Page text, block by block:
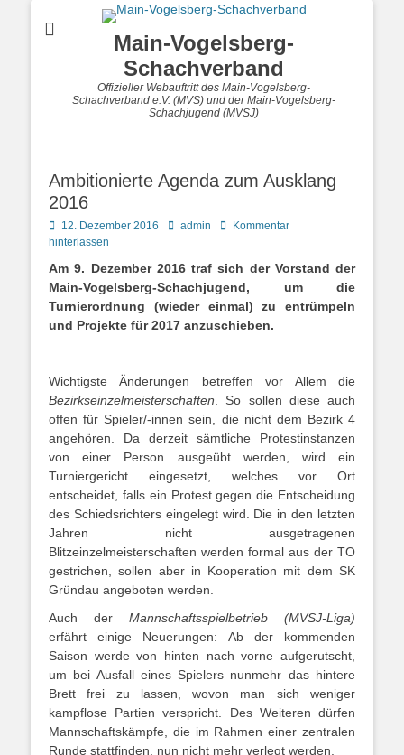
Main-Vogelsberg-
Schachverband
Offizieller Webauftritt des Main-Vogelsberg-
Schachverband e.V. (MVS) und der Main-Vogelsberg-
Schachjugend (MVSJ)
Ambitionierte Agenda zum Ausklang
2016
Posted
on
12. Dezember 2016 Autoradmin
Kommentar
hinterlassen
Am 9. Dezember 2016 traf sich der Vorstand der
Main-Vogelsberg-Schachjugend, um die
Turnierordnung (wieder einmal) zu entrümpeln
und Projekte für 2017 anzuschieben.
Wichtigste Änderungen betreffen vor Allem die
Bezirkseinzelmeisterschaften . So sollen diese auch
offen für Spieler/-innen sein, die nicht dem Bezirk 4
angehören. Da derzeit sämtliche Protestinstanzen
von einer Person ausgeübt werden, wird ein
Turniergericht eingesetzt, welches vor Ort
entscheidet, falls ein Protest gegen die Entscheidung
des Schiedsrichters eingelegt wird. Die in den letzten
Jahren nicht ausgetragenen
Blitzeinzelmeisterschaften werden formal aus der TO
gestrichen, sollen aber in Kooperation mit dem SK
Gründau angeboten werden.
Auch der Mannschaftsspielbetrieb (MVSJ-Liga)
erfährt einige Neuerungen: Ab der kommenden
Saison werde von hinten nach vorne aufgerutscht,
um bei Ausfall eines Spielers nunmehr das hintere
Brett frei zu lassen, wovon man sich weniger
kampflose Partien verspricht. Des Weiteren dürfen
Mannschaftskämpfe, die im Rahmen einer zentralen
Runde stattfinden, nun nicht mehr verlegt werden.